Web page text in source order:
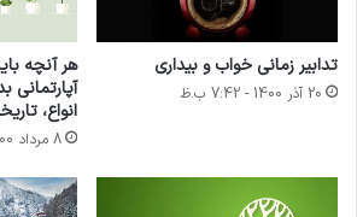
کاربردی می باشد. کتابهای
سه درصد گذشته.
لورم ایپسوم متن ساختگی با
تدابیر زمانی خواب و بیداری
20 آذر 1400 - 7:42 ب.ظ
هر آنچه
آپارتمانی
انواع،
8 مرداد 1400 - 7:42 ب.ظ